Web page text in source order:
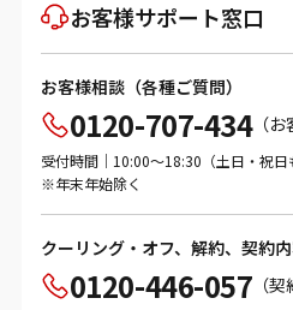
お客様サポート窓口
お客様相談（各種ご質問）
0120-707-434（お
受付時間｜10:00～18:30（土日・祝日
※年末年始除く
クーリング・オフ、解約、契約
0120-446-057 （